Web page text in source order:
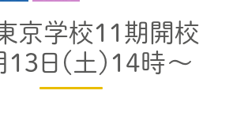
京学校１１期開校
３日（土）１４時～